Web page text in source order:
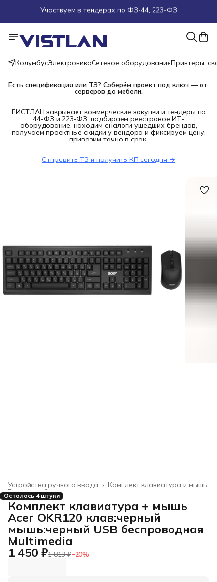
Пуско-наладочные работы
Пришлите запрос на e-mail или в чат
Более 100 000 позиций в наличии и под заказ
КолумбусЭлектроникаСетевое оборудованиеПринтеры,
Есть спецификация или ТЗ? Соберём проект под ключ — от
серверов до мебели.
ВИСТЛАН закрывает коммерческие закупки и тендеры по
44-ФЗ и 223-ФЗ: подбираем реестровое ИТ-
оборудование, находим аналоги ушедших брендов,
получаем проектные скидки у вендора и фиксируем цену,
привозим точно в срок.
Отправить ТЗ и получить КП сегодня →
Комплект клавиатура и мышь
Устройства ручного ввода ›
Электроника
Главная ›
Осталось 4 штуки
Комплект клавиатура + мышь
Acer OKR120 клав:черный
мышь:черный USB беспроводная
Multimedia
1 450 ₽1 813 ₽−20%